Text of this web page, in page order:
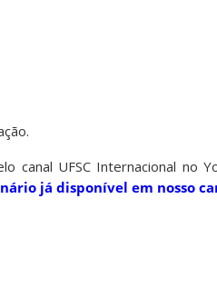
canal UFSC Internacional no
já disponível em nosso